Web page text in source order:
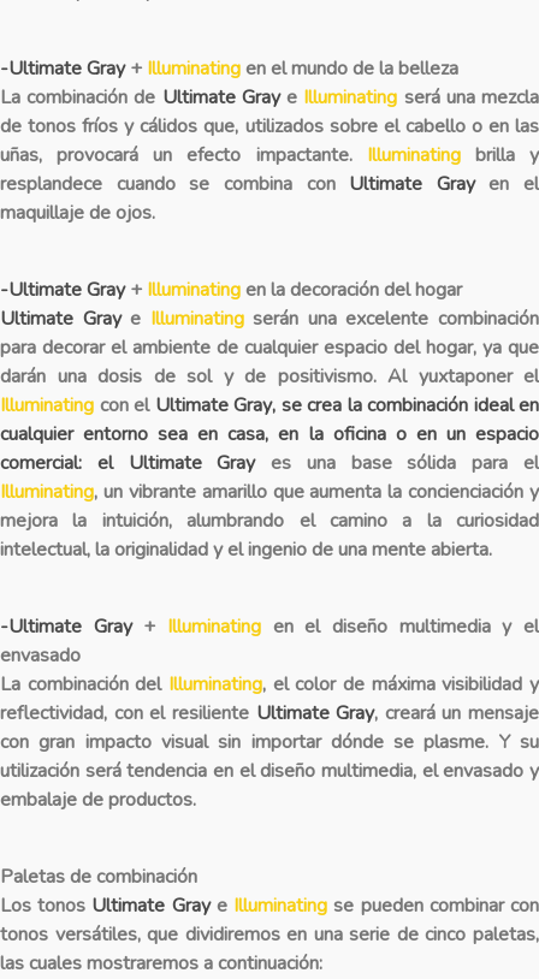
-Ultimate Gray+ Illuminatingen el mundo de la belleza
La combinación de Ultimate Graye Illuminating será una mezcla
de tonos fríos y cálidos que, utilizados sobre el cabello o en las
uñas, provocará un efecto impactante. Illuminatingbrilla y
resplandece cuando se combina con Ultimate Grayen el
maquillaje de ojos.
-Ultimate Gray+ Illuminatingen la decoración del hogar
Ultimate Gray e Illuminatingserán una excelente combinación
para decorar el ambiente de cualquier espacio del hogar, ya que
darán una dosis de sol y de positivismo. Al yuxtaponer el
Illuminating con el Ultimate Gray, se crea la combinación ideal en
cualquier entorno sea en casa, en la oficina o en un espacio
comercial: el Ultimate Grayes una base sólida para el
Illuminating, un vibrante amarillo que aumenta la concienciación y
mejora la intuición, alumbrando el camino a la curiosidad
intelectual, la originalidad y el ingenio de una mente abierta.
-Ultimate Gray+ Illuminating en el diseño multimedia y el
envasado
La combinación del Illuminating, el color de máxima visibilidad y
reflectividad, con el resiliente Ultimate Gray, creará un mensaje
con gran impacto visual sin importar dónde se plasme. Y su
utilización será tendencia en el diseño multimedia, el envasado y
embalaje de productos.
Paletas de combinación
Los tonos Ultimate Graye Illuminating se pueden combinar con
tonos versátiles, que dividiremos en una serie de cinco paletas,
las cuales mostraremos a continuación: